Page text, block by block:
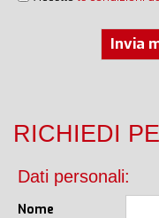
Invia
RICHIEDI
Dati personali:
Nome